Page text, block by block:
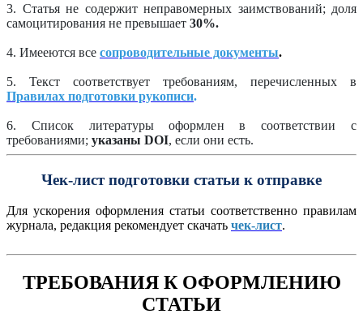
3. Статья не содержит неправомерных заимствований; доля
самоцитирования не превышает 30%.
4. Имееются все сопроводительные документы.
5. Текст соответствует требованиям, перечисленных в
Правилах подготовки рукописи.
6. Список литературы оформлен в соответствии с
требованиями; указаны DOI, если они есть.
Чек-лист подготовки статьи к отправке
Для ускорения оформления статьи соответственно правилам
журнала, редакция рекомендует скачать чек-лист.
ТРЕБОВАНИЯ К ОФОРМЛЕНИЮ
СТАТЬИ